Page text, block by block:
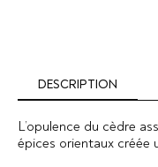
DESCRIPTION
L’opulence du cèdre
épices orientaux créée